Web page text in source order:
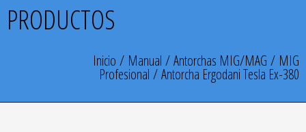
PRODUCTOS
Inicio / Manual /Antorchas MIG/MAG / MIG
Profesional / Antorcha Ergodani Tesla Ex-380